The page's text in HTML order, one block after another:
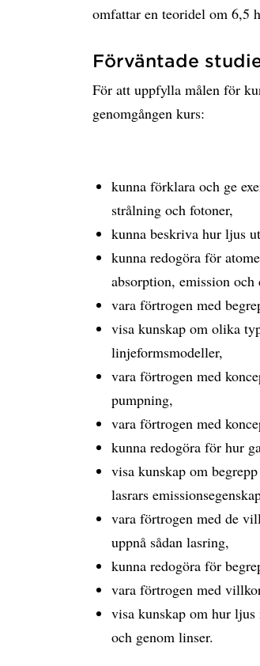
omfattar en teoridel om 6,5
Förväntade
För att uppfylla målen för
genomgången kurs:
kunna förklara och ge
strålning och fotoner,
kunna beskriva hur ljus
kunna redogöra för
absorption, emission och
vara förtrogen med
visa kunskap om olika
linjeformsmodeller,
vara förtrogen med
pumpning,
vara förtrogen med
kunna redogöra för hur
visa kunskap om
lasrars
vara förtrogen med de
uppnå sådan lasring,
kunna redogöra för
vara förtrogen med
visa kunskap om hur
och genom linser.